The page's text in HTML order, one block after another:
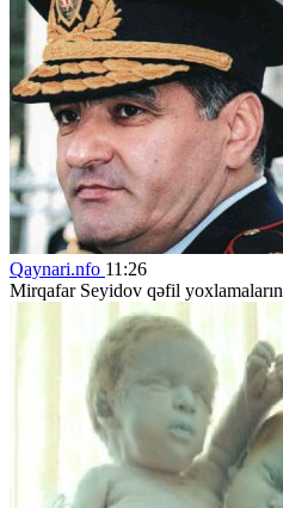
Qaynari.nfo 11:26
Mirqafar Seyidov qəfil